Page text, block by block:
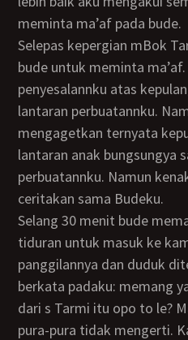
meminta ma’af pada bude.
Selepas kepergian mBok Tarmi aku mengetuk kamar
bude untuk meminta
penyesalannku atas
lantaran perbuatannku.
mengagetkan ternyata
lantaran anak bungsungya
perbuatannku. Namun
ceritakan sama Budeku.
Selang 30 menit bude memanggil aku yang sedang
tiduran untuk masuk ke
panggilannya dan duduk
berkata padaku: memang
dari s Tarmi itu opo to le?
pura-pura tidak mengerti.